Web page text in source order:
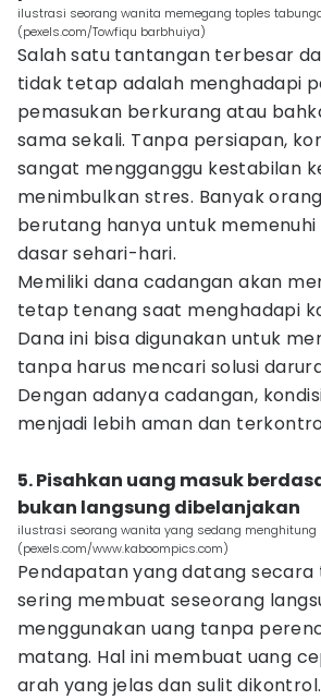
ilustrasi seorang wanita memegang toples
(pexels.com/Towfiqu barbhuiya)
Salah satu tantangan terbesar
tidak tetap adalah menghadapi
pemasukan berkurang atau
sama sekali. Tanpa persiapan,
sangat mengganggu kestabilan
menimbulkan stres. Banyak
berutang hanya untuk
dasar sehari-hari.
Memiliki dana cadangan akan
tetap tenang saat menghadapi
Dana ini bisa digunakan untuk
tanpa harus mencari solusi
Dengan adanya cadangan,
menjadi lebih aman dan
5. Pisahkan uang masuk
bukan langsung dibelanjakan
ilustrasi seorang wanita yang sedang menghitung
(pexels.com/www.kaboompics.com)
Pendapatan yang datang
sering membuat seseorang
menggunakan uang tanpa
matang. Hal ini membuat uang
arah yang jelas dan sulit